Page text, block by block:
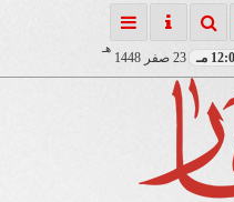
مـ 23 صفر 1448
هـ